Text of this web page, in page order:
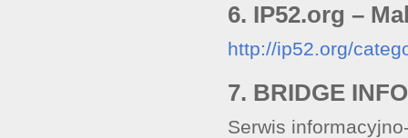
6. IP52.org –
http://ip52.org/
7. BRIDGE INFO
Serwis